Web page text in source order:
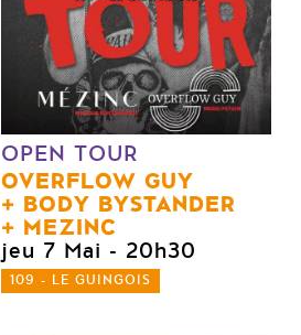
OPEN TOUR
OVERFLOW GUY
BODY BYSTANDER
MEZINC
jeu 7 Mai - 20h30
109 - LE GUINGOIS